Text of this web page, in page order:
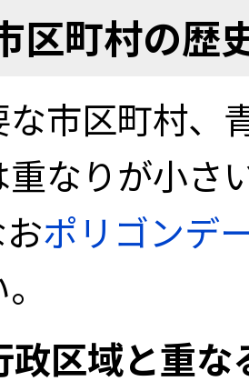
区町村の歴
市区町村、
なりが小さ
ポリゴンデ
政区域と重